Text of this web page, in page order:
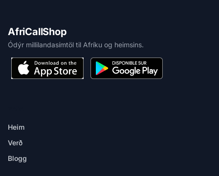
AfriCallShop
Ódýr millilandasímtöl til Afríku og heimsins.
Heim
Verð
Blogg